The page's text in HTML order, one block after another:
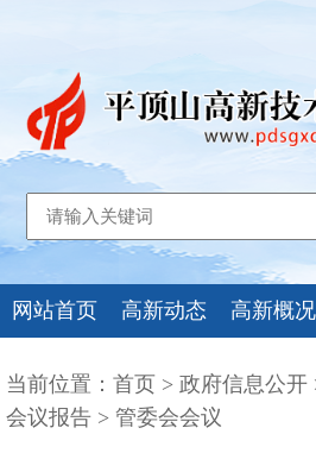
网站首页 高新动态 高新概况
当前位置： 首页 > 政府信息公开
会议报告 > 管委会会议